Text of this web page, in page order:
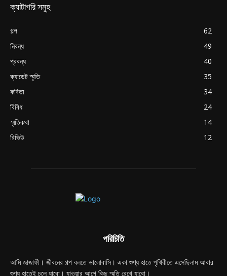
ক্যাটাগরি সমুহ
গল্প
62
নিবন্ধ
49
প্রবন্ধ
40
ক্যাডেট স্মৃতি
35
কবিতা
34
বিবিধ
24
স্মৃতিকথা
14
রিভিউ
12
পরিচিতি
আমি জাজাফী। জীবনের গল্প বলতে ভালোবাসি। একা শুণ্য হাতে পৃথিবীতে এসেছিলাম আবার
শুণ্য হাতেই চলে যাবো। যাওয়ার আগে কিছু স্মৃতি রেখে যাবো।